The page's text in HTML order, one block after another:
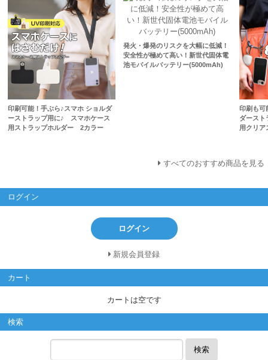
印刷可能！手ぶら♪スマホ ショルダ
ーストラップ用に♪ スマホケース
用ストラップホルダー 2カラー
発火・爆発のリスクを大幅に低減！
安全性が極めて高い！新世代固体電
池モバイルバッテリー(5000mAh)
印刷も可
ダースト
用クリア
すべてのおすすめ商品を見る
ログイン
ログイン
新規会員登録
カート
カートは空です
検索
検索